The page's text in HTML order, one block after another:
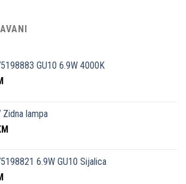
GU10 6.9W 4000K
lampa
6.9W GU10 Sijalica